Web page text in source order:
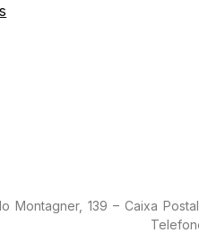
Montagner, 139 – Caixa